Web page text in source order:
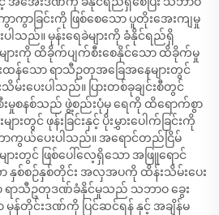
ာကွာခြင်းကို ဖြစ်စေသော ပူတိုးအေးကျမှု
ါသည်။ မုန်းရေခဲများကို ခံနိုင်ရည်ရှိ
များကို ထိခိုက်ပျက်စီးစေနိုင်သော ထိခိုက်မှု
းထန်သော ရာသီဥတုအခြေအနေများတွင်
ပေးပါသည်။ ပြားတစ်ခုချင်းစီတွင်
မှုစနစ်သည် ဖွဲ့စည်းပုံမှ ရေကို ထိရောက်စွာ
ားတွင် ဖုန်းခြင်းနှင့် ပိုးမွှားပေါက်ခြင်းကို
ာကွယ်ပေးပါသည်။ အရောင်တည်ငြိမ်
ားတွင် ဖြစ်ပေါ်လေ့ရှိသော အဖြူရောင်
နှစ်စဉ်နှစ်တိုင်း အလှအပကို ထိန်းသိမ်းပေး
ရာသီဥတုဒဏ်ခံနိုင်မှုသည် သဘာဝ ခွေး
ာ မုန်တိုင်းဒဏ်ကို ပြင်ဆင်ရန် နှင့် အချိန်မ